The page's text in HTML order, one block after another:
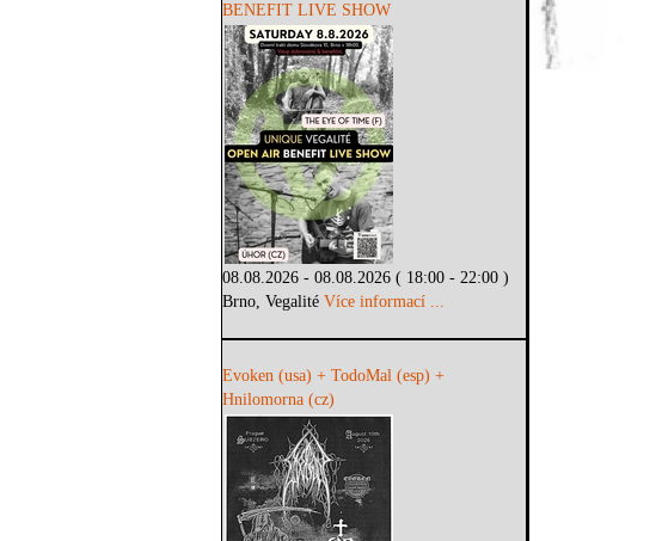
BENEFIT LIVE SHOW
08.08.2026 - 08.08.2026 ( 18:00 - 22:00 )
Brno, VegalitéVíce informací ...
Evoken (usa) + TodoMal (esp) +
Hnilomorna (cz)